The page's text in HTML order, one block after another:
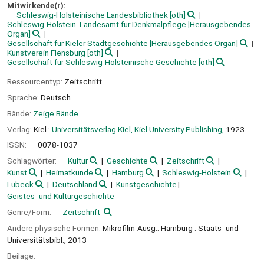
Mitwirkende(r):
Schleswig-Holsteinische Landesbibliothek [oth]
Schleswig-Holstein. Landesamt für Denkmalpflege [Herausgebendes
Organ]
Gesellschaft für Kieler Stadtgeschichte [Herausgebendes Organ]
Kunstverein Flensburg [oth]
Gesellschaft für Schleswig-Holsteinische Geschichte [oth]
Ressourcentyp: Zeitschrift
Sprache: Deutsch
Bände: Zeige Bände
Verlag: Kiel : Universitätsverlag Kiel, Kiel University Publishing, 1923-
ISSN:
0078-1037
Schlagwörter:
Kultur Geschichte
Zeitschrift
Kunst
Heimatkunde Hamburg
Schleswig-Holstein
Lübeck
Deutschland
Kunstgeschichte
Geistes- und Kulturgeschichte
Genre/Form:
Zeitschrift
Andere physische Formen: Mikrofilm-Ausg.: Hamburg : Staats- und
Universitätsbibl., 2013
Beilage: